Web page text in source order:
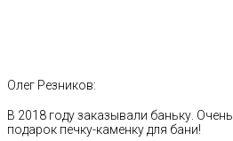
Олег Резников:
В 2018 году заказывали баньку.
подарок печку-каменку для бани!